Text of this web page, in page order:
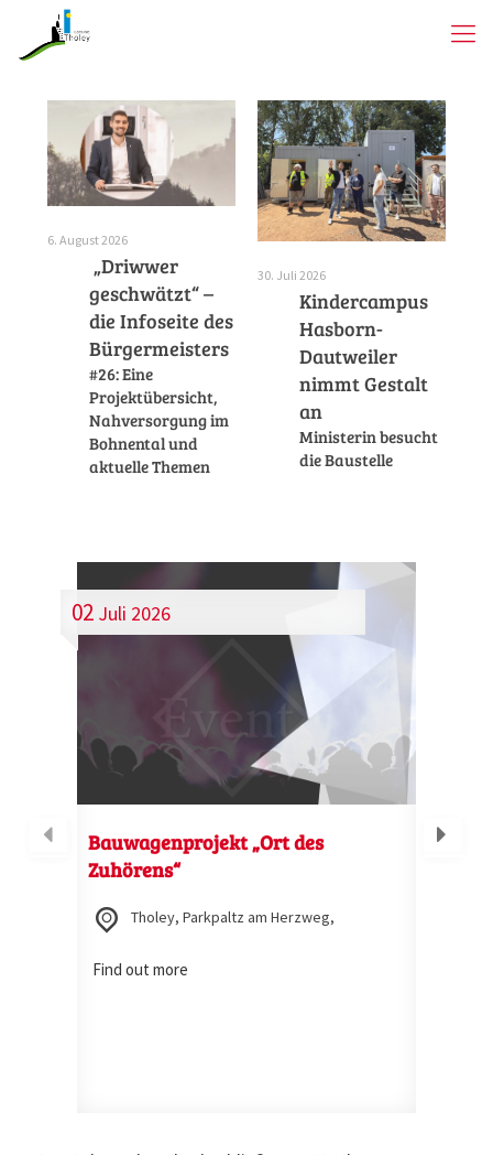
6. August 2026
„Driwwer
geschwätzt“ –
die Infoseite des
Bürgermeisters
#26: Eine
Projektübersicht,
Nahversorgung im
Bohnental und
aktuelle Themen
30. Juli 2026
Kindercampus
Hasborn-
Dautweiler
nimmt Gestalt
an
Ministerin besucht
die Baustelle
02 Juli 2026
Bauwagenprojekt „Ort des
Zuhörens“
Tholey, Parkpaltz am Herzweg,
Find out more